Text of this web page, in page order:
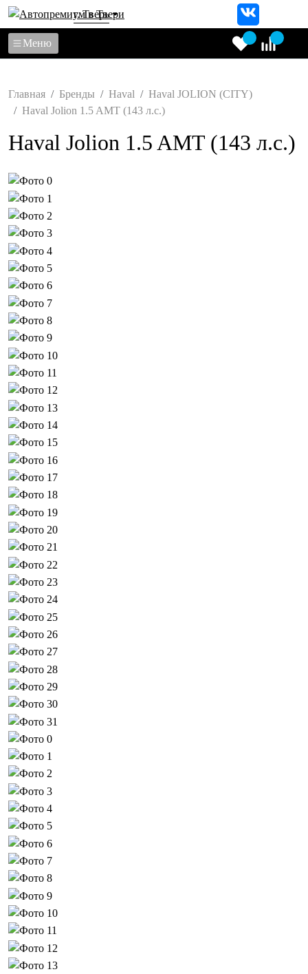
г. Тверь
Меню
Главная Бренды Haval
Haval JOLION (CITY)
Haval Jolion 1.5 AMT (143 л.с.)
Haval Jolion 1.5 AMT (143 л.с.)